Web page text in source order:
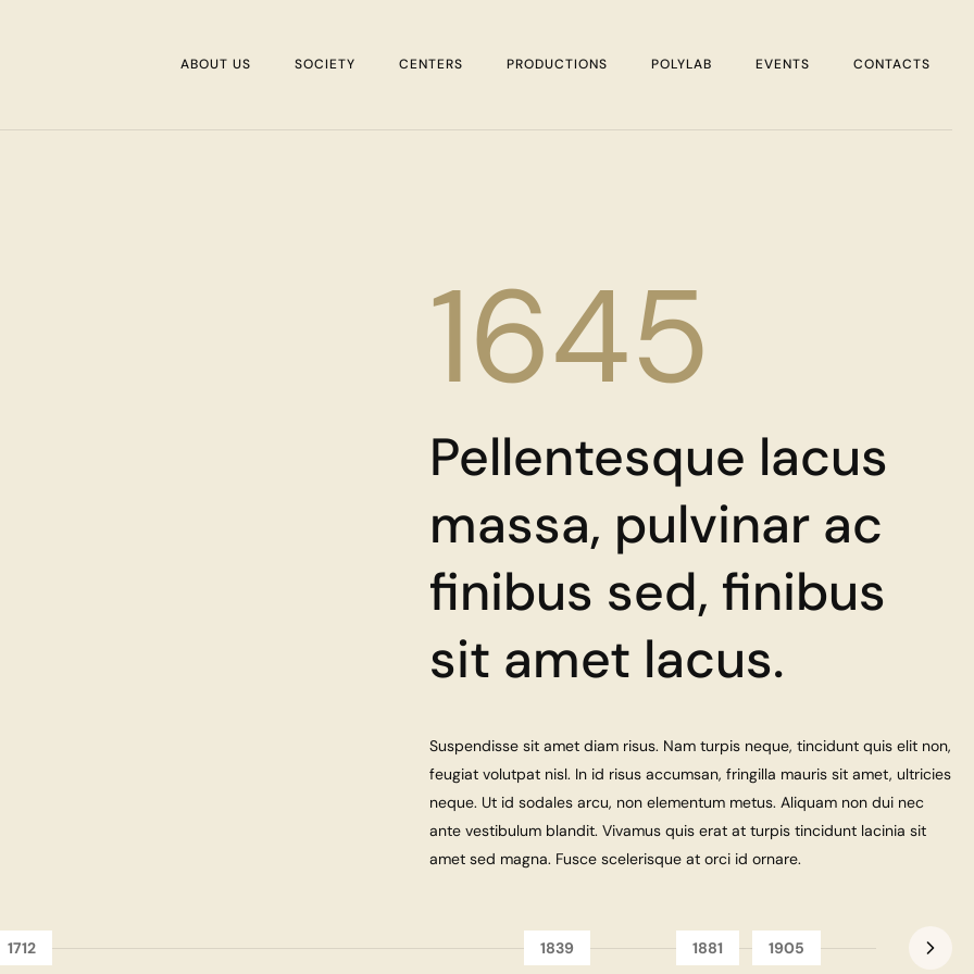
ABOUT US SOCIETY CENTERS PRODUCTIONS POLYLAB EVENTS CONTACTS
1645
Pellentesque lacus
massa, pulvinar ac
finibus sed, finibus
sit amet lacus.
Suspendisse sit amet diam risus. Nam turpis neque, tincidunt quis elit non,
feugiat volutpat nisl. In id risus accumsan, fringilla mauris sit amet, ultricies
neque. Ut id sodales arcu, non elementum metus. Aliquam non dui nec
ante vestibulum blandit. Vivamus quis erat at turpis tincidunt lacinia sit
amet sed magna. Fusce scelerisque at orci id ornare.
1712 1839 1881 1905 1936